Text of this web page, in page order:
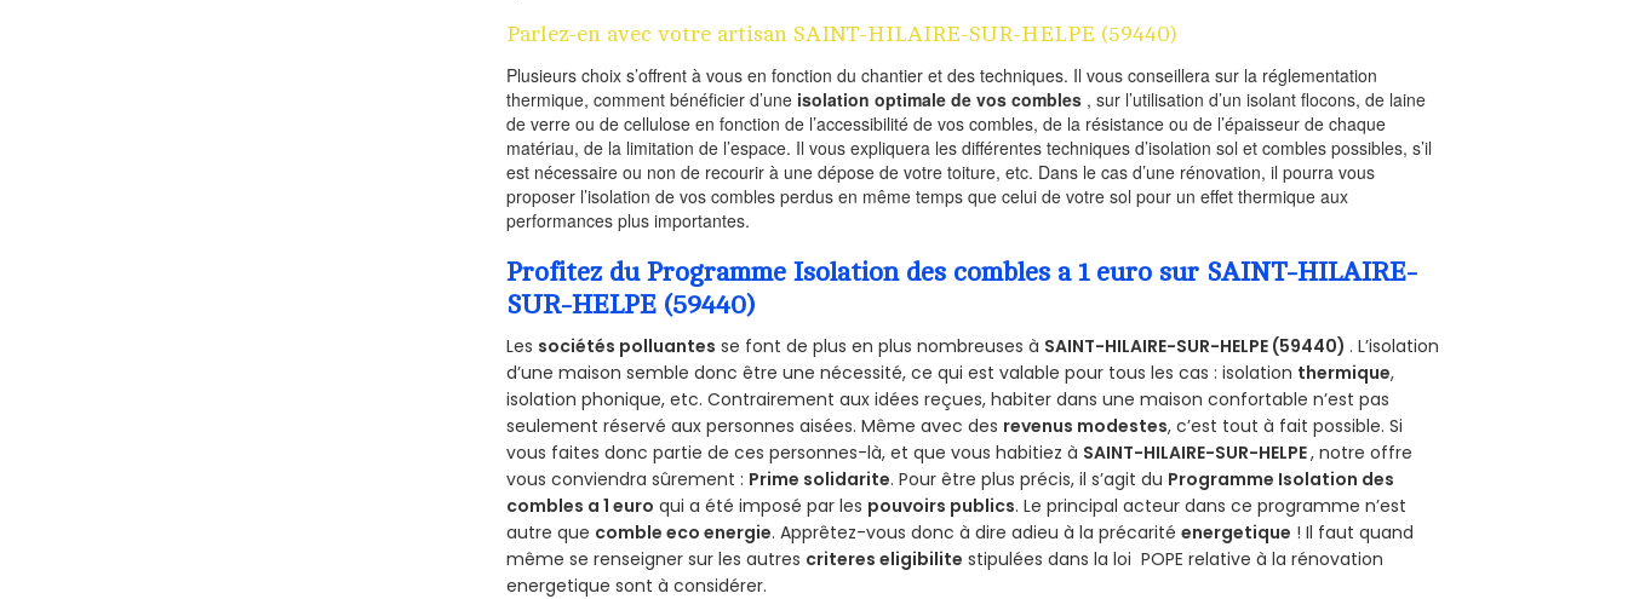
Parlez-en avec votre artisan SAINT-HILAIRE-SUR-HELPE (59440)
Plusieurs choix s’offrent à vous en fonction du chantier et des techniques. Il vous conseillera sur la réglementation
thermique, comment bénéficier d’une isolation optimale de vos combles , sur l’utilisation d’un isolant flocons, de laine
de verre ou de cellulose en fonction de l’accessibilité de vos combles, de la résistance ou de l’épaisseur de chaque
matériau, de la limitation de l’espace. Il vous expliquera les différentes techniques d’isolation sol et combles possibles, s’il
est nécessaire ou non de recourir à une dépose de votre toiture, etc. Dans le cas d’une rénovation, il pourra vous
proposer l’isolation de vos combles perdus en même temps que celui de votre sol pour un effet thermique aux
performances plus importantes.
Profitez du Programme Isolation des combles a 1 euro sur SAINT-HILAIRE-
SUR-HELPE (59440)
Les sociétés polluantes se font de plus en plus nombreuses à SAINT-HILAIRE-SUR-HELPE (59440) . L’isolation
d’une maison semble donc être une nécessité, ce qui est valable pour tous les cas : isolation thermique,
isolation phonique, etc. Contrairement aux idées reçues, habiter dans une maison confortable n’est pas
seulement réservé aux personnes aisées. Même avec des revenus modestes, c’est tout à fait possible. Si
vous faites donc partie de ces personnes-là, et que vous habitiez à SAINT-HILAIRE-SUR-HELPE, notre offre
vous conviendra sûrement : Prime solidarite. Pour être plus précis, il s’agit du Programme Isolation des
combles a 1 euro qui a été imposé par les pouvoirs publics. Le principal acteur dans ce programme n’est
autre que comble eco energie. Apprêtez-vous donc à dire adieu à la précaritéenergetique ! Il faut quand
même se renseigner sur les autres criteres eligibilite stipulées dans la loi POPE relative à la rénovation
energetique sont à considérer.